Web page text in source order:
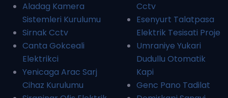
Aladag Kamera
Sistemleri Kurulumu
Sirnak Cctv
Canta Gokceali
Elektrikci
Yenicaga Arac Sarj
Cihaz Kurulumu
Cctv
Esenyurt Talatpasa
Elektrik Tesisati Proje
Umraniye Yukari
Dudullu Otomatik
Kapi
Genc Pano Tadilat